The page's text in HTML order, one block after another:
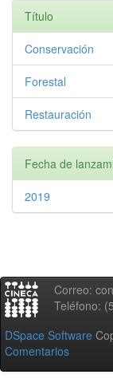
Título
Conservación
Forestal
Restauración
Fecha de
2019
Correo:
Teléfono:
DSpace Software
Comentarios